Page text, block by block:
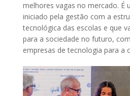
melhores vagas no mercado. É
iniciado pela gestão com a
tecnológica das escolas e que
para a sociedade no futuro,
empresas de tecnologia para a